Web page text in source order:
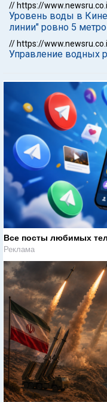
// https://
Уровень воды в
линии" ровно 5
// https://
Управление водных
Все посты любимых
Реклама